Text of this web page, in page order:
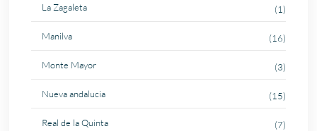
La Zagaleta (1)
Manilva (16)
Monte Mayor (3)
Nueva andalucia (15)
Real de la Quinta (7)